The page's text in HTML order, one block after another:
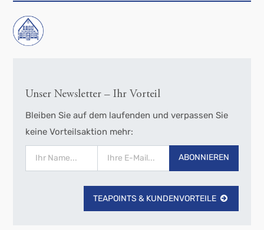
Unser Newsletter – Ihr Vorteil
Bleiben Sie auf dem laufenden und verpassen Sie
keine Vorteilsaktion mehr:
ABONNIEREN
TEAPOINTS & KUNDENVORTEILE